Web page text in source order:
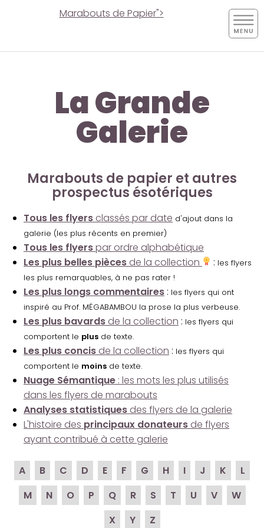
Marabouts de Papier">
La Grande
Galerie
Marabouts de papier et autres
prospectus ésotériques
Tous les flyers classés par date d'ajout dans la
galerie (les plus récents en premier)
Tous les flyerspar ordre alphabétique
Les plus belles pièces de la collection : les flyers
les plus remarquables, à ne pas rater !
Les plus longs commentaires : les flyers qui ont
inspiré au Prof. MÉGABAMBOU la prose la plus verbeuse.
Les plus bavards de la collection : les flyers qui
comportent le plus de texte.
Les plus concis de la collection : les flyers qui
comportent le moins de texte.
Nuage Sémantique : les mots les plus utilisés
dans les flyers de marabouts
Analyses statistiques des flyers de la galerie
L'histoire des principaux donateurs de flyers
ayant contribué à cette galerie
A B C D E F G H I J K
L
M
N O P Q R S T U V
W
X
Y Z